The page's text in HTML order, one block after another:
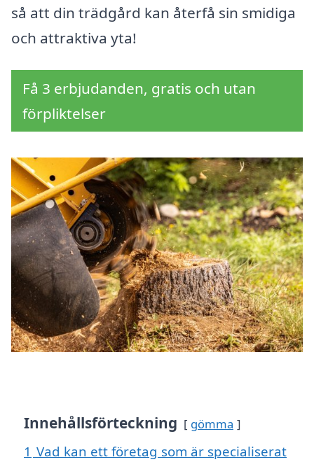
så att din trädgård kan återfå sin smidiga
och attraktiva yta!
Få 3 erbjudanden, gratis och utan
förpliktelser
Innehållsförteckning gömma
1 Vad kan ett företag som är specialiserat